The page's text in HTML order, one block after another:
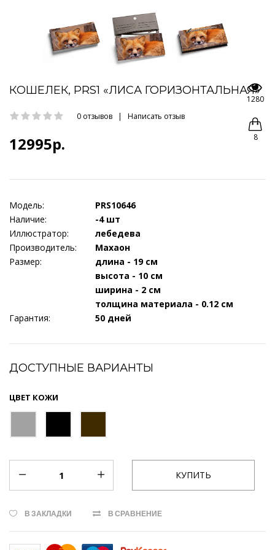
КОШЕЛЕК, PRS1 «ЛИСА ГОРИЗОНТАЛЬНАЯ»
0 отзывов | Написать отзыв
12995р.
1280
8
Модель:
PRS10646
Наличие:
-4 шт
Иллюстратор:
лебедева
Производитель:
Махаон
Размер:
длина - 19 см
высота - 10 см
ширина - 2 см
толщина материала - 0.12 см
Гарантия:
50 дней
ДОСТУПНЫЕ ВАРИАНТЫ
ЦВЕТ КОЖИ
В ЗАКЛАДКИ В СРАВНЕНИЕ